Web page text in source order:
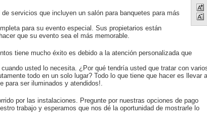
servicios que incluyen un salón para banquetes para más
para su evento especial. Sus propietarios están
que su evento sea el más memorable.
tiene mucho éxito es debido a la atención personalizada que
usted lo necesita. ¿Por qué tendría usted que tratar con
todo en un solo lugar? Todo lo que tiene que hacer es llevar a
para ser iluminados y atendidos!.
por las instalaciones. Pregunte por nuestras opciones de pago
trabajo y esperamos que nos dé la oportunidad de mostrarle lo